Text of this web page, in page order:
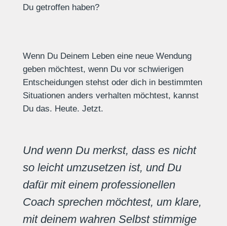
Du getroffen haben?
Wenn Du Deinem Leben eine neue Wendung
geben möchtest, wenn Du vor schwierigen
Entscheidungen stehst oder dich in bestimmten
Situationen anders verhalten möchtest, kannst
Du das. Heute. Jetzt.
Und wenn Du merkst, dass es nicht
so leicht umzusetzen ist, und Du
dafür mit einem professionellen
Coach sprechen möchtest, um klare,
mit deinem wahren Selbst stimmige